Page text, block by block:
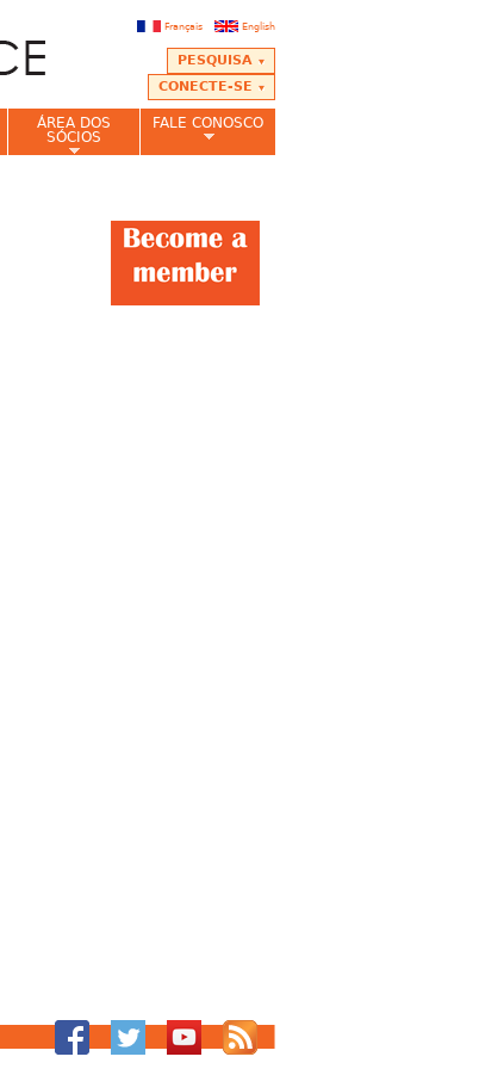
English
Français
PESQUISA
CONECTE-SE
ÁREA DOS
SÓCIOS
FALE CONOSCO